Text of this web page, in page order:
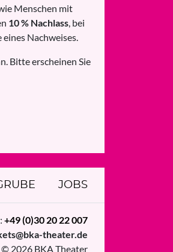
Menschen mit
10 % Nachlass, bei
Nachweises.
Bitte erscheinen Sie
JOBS
+49 (0)30 20 22 007
theater.de
© 2026 BKA Theater